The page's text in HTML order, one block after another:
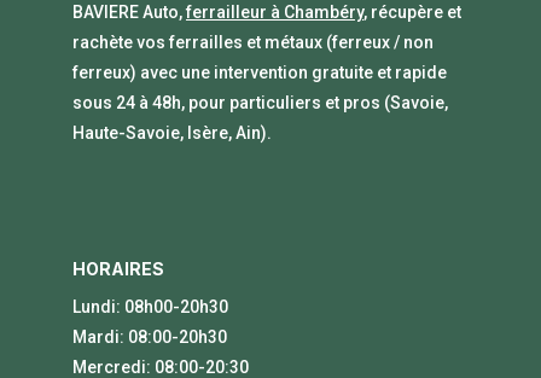
BAVIERE Auto,ferrailleur à Chambéry, récupère et
rachète vos ferrailles et métaux (ferreux / non
ferreux) avec une intervention gratuite et rapide
sous 24 à 48h, pour particuliers et pros (Savoie,
Haute-Savoie, Isère, Ain).
HORAIRES
Lundi: 08h00-20h30
Mardi: 08:00-20h30
Mercredi: 08:00-20:30